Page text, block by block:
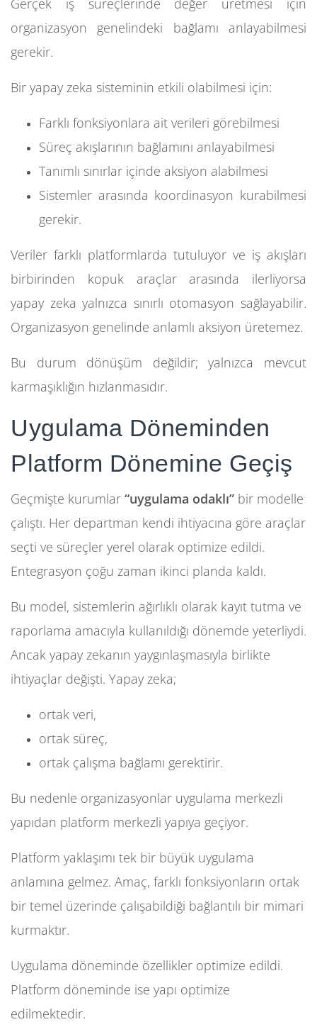
Gerçek iş süreçlerinde değer üretmesi için
organizasyon genelindeki bağlamı anlayabilmesi
gerekir.
Bir yapay zeka sisteminin etkili olabilmesi için:
Farklı fonksiyonlara ait verileri görebilmesi
Süreç akışlarının bağlamını anlayabilmesi
Tanımlı sınırlar içinde aksiyon alabilmesi
Sistemler arasında koordinasyon kurabilmesi
gerekir.
Veriler farklı platformlarda tutuluyor ve iş akışları
birbirinden kopuk araçlar arasında ilerliyorsa
yapay zeka yalnızca sınırlı otomasyon sağlayabilir.
Organizasyon genelinde anlamlı aksiyon üretemez.
Bu durum dönüşüm değildir; yalnızca mevcut
karmaşıklığın hızlanmasıdır.
Uygulama Döneminden
Platform Dönemine Geçiş
Geçmişte kurumlar “uygulama odaklı” bir modelle
çalıştı. Her departman kendi ihtiyacına göre araçlar
seçti ve süreçler yerel olarak optimize edildi.
Entegrasyon çoğu zaman ikinci planda kaldı.
Bu model, sistemlerin ağırlıklı olarak kayıt tutma ve
raporlama amacıyla kullanıldığı dönemde yeterliydi.
Ancak yapay zekanın yaygınlaşmasıyla birlikte
ihtiyaçlar değişti. Yapay zeka;
ortak veri,
ortak süreç,
ortak çalışma bağlamı gerektirir.
Bu nedenle organizasyonlar uygulama merkezli
yapıdan platform merkezli yapıya geçiyor.
Platform yaklaşımı tek bir büyük uygulama
anlamına gelmez. Amaç, farklı fonksiyonların ortak
bir temel üzerinde çalışabildiği bağlantılı bir mimari
kurmaktır.
Uygulama döneminde özellikler optimize edildi.
Platform döneminde ise yapı optimize
edilmektedir.